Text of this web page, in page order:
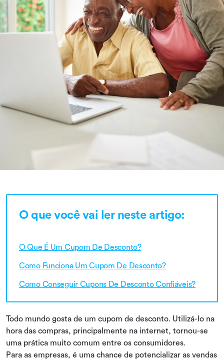
O que você vai ler neste artigo:
O Que É Um Cupom De Desconto?
Como Funciona Um Cupom De Desconto?
Como Conseguir Cupons De Desconto Confiáveis?
Todo mundo gosta de um cupom de desconto. Utilizá-lo na
hora das compras, principalmente na internet, tornou-se
uma prática muito comum entre os consumidores.
Para as empresas, é uma chance de potencializar as vendas